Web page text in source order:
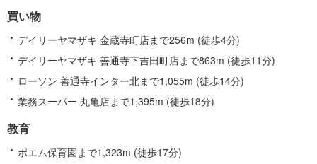
情
報
買い物
デイリーヤマザキ 金蔵寺町店まで256m (徒歩4分)
デイリーヤマザキ 善通寺下吉田町店まで863m (徒歩11分)
ローソン 善通寺インター北まで1,055m (徒歩14分)
業務スーパー 丸亀店まで1,395m (徒歩18分)
教育
ポエム保育園まで1,323m (徒歩17分)